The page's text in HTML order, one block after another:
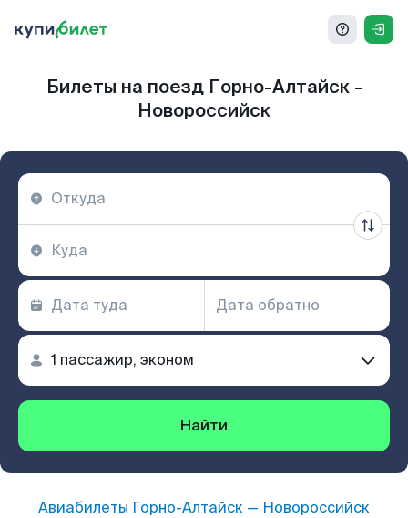
Билеты на поезд Горно-Алтайск -
Новороссийск
Найти
Авиабилеты Горно-Алтайск — Новороссийск